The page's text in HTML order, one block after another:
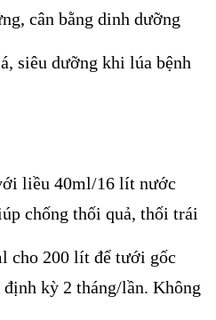
cân bằng dinh dưỡng
siêu dưỡng khi lúa bệnh
liều 40ml/16 lít nước
chống thối quả, thối trái
cho 200 lít để tưới gốc
kỳ 2 tháng/lần. Không